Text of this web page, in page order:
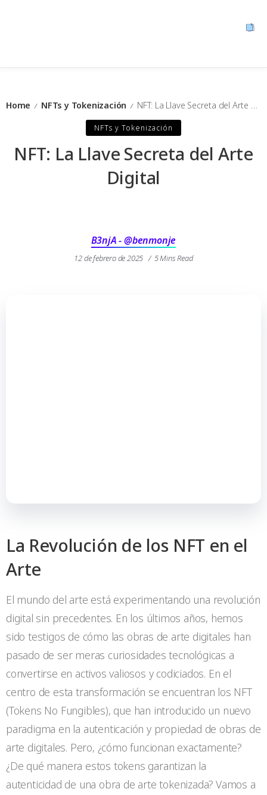
Home / NFTs y Tokenización / NFT: La Llave Secreta del Arte Digital
NFTs y Tokenización
NFT: La Llave Secreta del Arte
Digital
B3njA - @benmonje
12 de febrero de 2025 5 Mins Read
La Revolución de los NFT en el
Arte
El mundo del arte está experimentando una revolución
digital sin precedentes. En los últimos años, hemos
sido testigos de cómo las obras de arte digitales han
pasado de ser meras curiosidades tecnológicas a
convertirse en activos valiosos y codiciados. En el
centro de esta transformación se encuentran los NFT
(Tokens No Fungibles), que han introducido un nuevo
paradigma en la autenticación y propiedad de obras de
arte digitales. Pero, ¿cómo funcionan exactamente?
¿De qué manera estos tokens garantizan la
autenticidad de una obra de arte tokenizada? Vamos a